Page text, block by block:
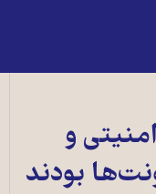
امنیتی و
بودند